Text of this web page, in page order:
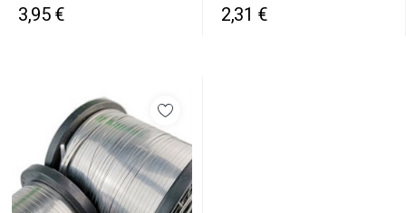
3,95 € 2,31 €